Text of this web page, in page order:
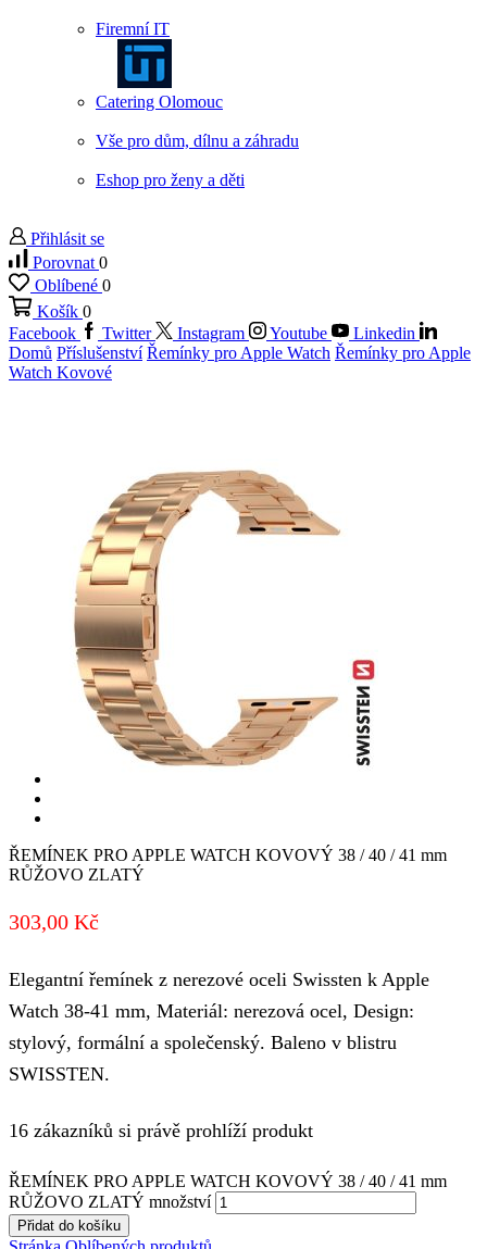
Firemní IT
Catering Olomouc
Vše pro dům, dílnu a záhradu
Eshop pro ženy a děti
Přihlásit se
Porovnat 0
Oblíbené 0
Košík 0
Facebook
Twitter Instagram Youtube
Linkedin
Domů Příslušenství Řemínky pro Apple Watch Řemínky pro Apple
Watch Kovové
ŘEMÍNEK PRO APPLE WATCH KOVOVÝ 38 / 40 / 41 mm
RŮŽOVO ZLATÝ
303,00 Kč
Elegantní řemínek z nerezové oceli Swissten k Apple
Watch 38-41 mm, Materiál: nerezová ocel, Design:
stylový, formální a společenský. Baleno v blistru
SWISSTEN.
16 zákazníků si právě prohlíží produkt
ŘEMÍNEK PRO APPLE WATCH KOVOVÝ 38 / 40 / 41 mm
RŮŽOVO ZLATÝ množství
Přidat do košíku